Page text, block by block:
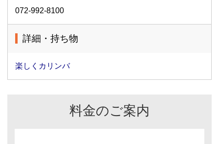
072-992-8100
詳細・持ち物
楽しくカリンバ
料金のご案内